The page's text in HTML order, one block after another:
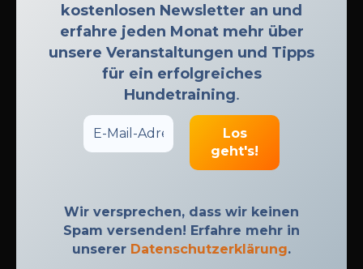
kostenlosen Newsletter an und
erfahre jeden Monat mehr über
unsere Veranstaltungen und Tipps
für ein erfolgreiches
Hundetraining.
Wir versprechen, dass wir keinen
Spam versenden! Erfahre mehr in
unserer Datenschutzerklärung.